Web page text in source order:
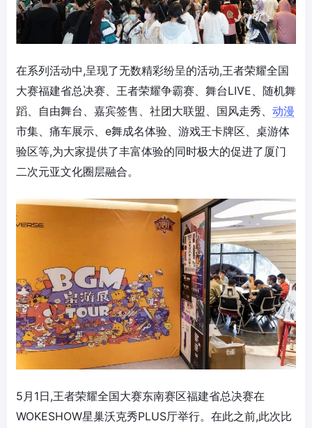
在系列活动中,呈现了无数精彩纷呈的活动,王者荣耀全国
大赛福建省总决赛、王者荣耀争霸赛、舞台LIVE、随机舞
蹈、自由舞台、嘉宾签售、社团大联盟、国风走秀、 动漫
市集、痛车展示、e舞成名体验、游戏王卡牌区、桌游体
验区等,为大家提供了丰富体验的同时极大的促进了厦门
二次元亚文化圈层融合。
5月1日,王者荣耀全国大赛东南赛区福建省总决赛在
WOKESHOW星巢沃克秀PLUS厅举行。在此之前,此次比